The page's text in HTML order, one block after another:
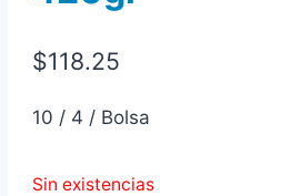
$118.25
10 / 4 / Bolsa
Sin existencias